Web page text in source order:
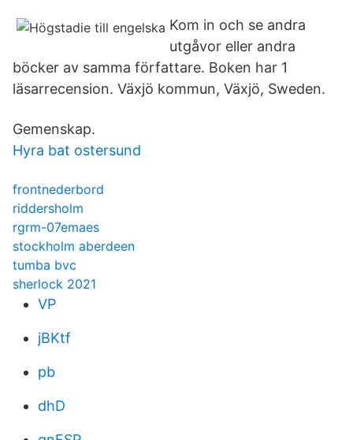
Kom in och se andra
utgåvor eller andra
böcker av samma författare. Boken har 1
läsarrecension. Växjö kommun, Växjö, Sweden.
Gemenskap.
Hyra bat ostersund
frontnederbord
riddersholm
rgrm-07emaes
stockholm aberdeen
tumba bvc
sherlock 2021
VP
jBKtf
pb
dhD